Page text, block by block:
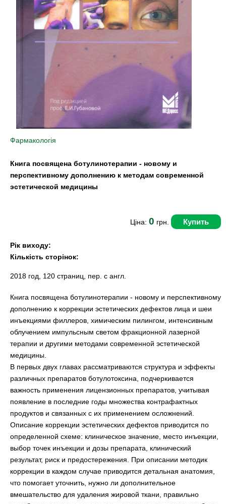
Фармакологія
Книга посвящена ботулинотерапии - новому и
перспективному дополнению к методам современной
эстетической медицины
Ціна: 0 грн. Купить
Рік виходу:
Кількість сторінок:
2018 год, 120 страниц, пер. с англ.
Книга посвящена ботулинотерапии - новому и перспективному
дополнению к коррекции эстетических дефектов лица и шеи
инъекциями филлеров, химическим пилингом, интенсивным
облучением импульсным светом фракционной лазерной
терапии и другими методами современной эстетической
медицины.
В первых двух главах рассматриваются структура и эффекты
различных препаратов ботулотоксина, подчеркивается
важность применения лицензионных препаратов, учитывая
появление в последние годы множества контрафактных
продуктов и связанных с их применением осложнений.
Описание коррекции эстетических дефектов приводится по
определенной схеме: клиническое значение, место инъекции,
выбор точек инъекции и дозы препарата, клинический
результат, риск и предостережения. При описании методик
коррекции в каждом случае приводится детальная анатомия,
что помогает уточнить, нужно ли дополнительное
вмешательство для удаления жировой ткани, правильно